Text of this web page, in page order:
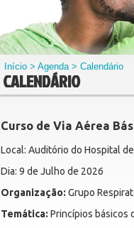
Início >Agenda> Calendário
CALENDÁRIO
Curso de Via Aérea
Local: Auditório do Hospital
Dia: 9 de Julho de 2026
Organização: Grupo
Temática: Princípios básicos